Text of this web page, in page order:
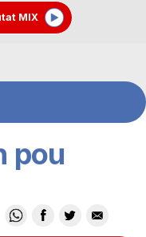
MIX
pou